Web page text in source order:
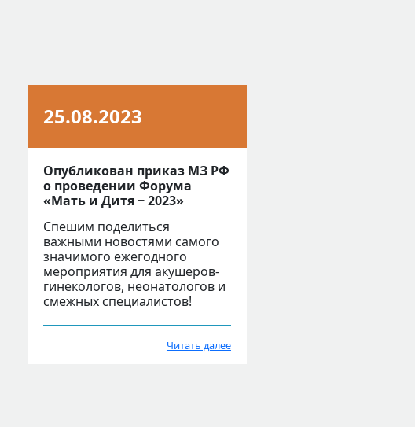
25.08.2023
Опубликован приказ МЗ РФ
о проведении Форума
«Мать и Дитя ‒ 2023»
Спешим поделиться
важными новостями самого
значимого ежегодного
мероприятия для акушеров-
гинекологов, неонатологов и
смежных специалистов!
Читать далее